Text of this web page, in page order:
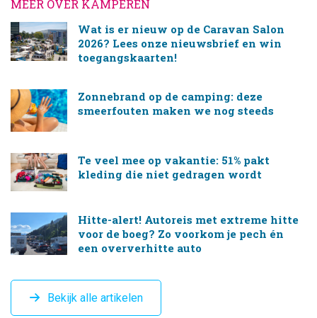
MEER OVER KAMPEREN
Wat is er nieuw op de Caravan Salon
2026? Lees onze nieuwsbrief en win
toegangskaarten!
Zonnebrand op de camping: deze
smeerfouten maken we nog steeds
Te veel mee op vakantie: 51% pakt
kleding die niet gedragen wordt
Hitte-alert! Autoreis met extreme hitte
voor de boeg? Zo voorkom je pech én
een oververhitte auto
Bekijk alle artikelen